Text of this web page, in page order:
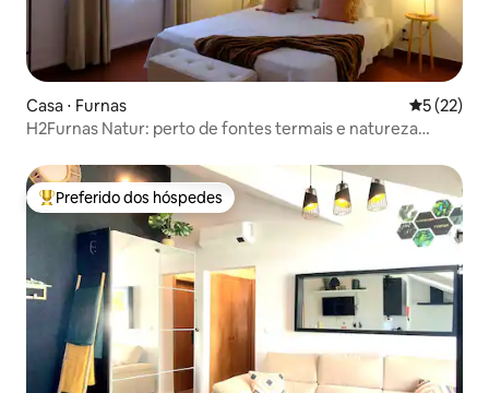
Casa ⋅ Furnas 5 de uma
5 (22)
H2Furnas Natur: perto de fontes termais e natureza
Entre os melhores preferidos dos hóspedes
Preferido dos hóspedes